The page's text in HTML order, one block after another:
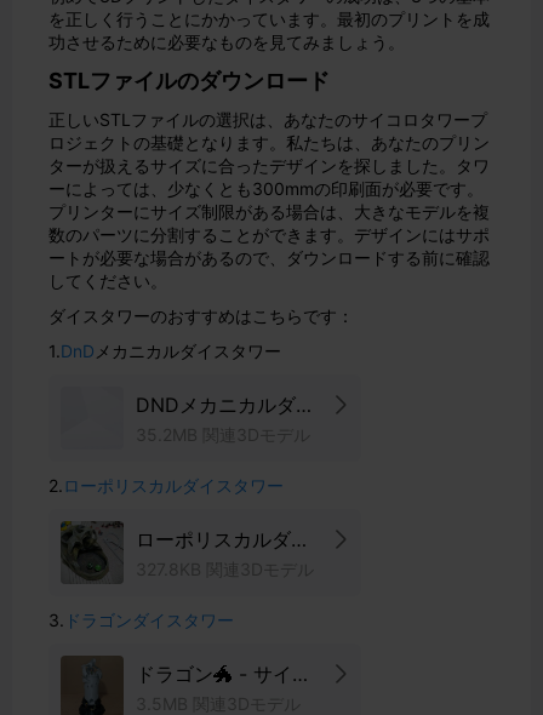
を正しく行うことにかかっています。最初のプリントを成
功させるために必要なものを見てみましょう。
STLファイルのダウンロード
正しいSTLファイルの選択は、あなたのサイコロタワープ
ロジェクトの基礎となります。私たちは、あなたのプリン
ターが扱えるサイズに合ったデザインを探しました。タワ
ーによっては、少なくとも300mmの印刷面が必要です。
プリンターにサイズ制限がある場合は、大きなモデルを複
数のパーツに分割することができます。デザインにはサポ
ートが必要な場合があるので、ダウンロードする前に確認
してください。
ダイスタワーのおすすめはこちらです：
1.DnD メカニカルダイスタワー
DNDメカニカルダイ
スタワーゲーム
35.2MB 関連3Dモデル
2. ローポリスカルダイスタワー
ローポリスカルダイ
スタワー
327.8KB 関連3Dモデル
3. ドラゴンダイスタワー
ドラゴン🐲 - サイコ
ロタワー
3.5MB 関連3Dモデル